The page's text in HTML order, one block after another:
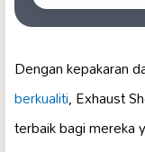
Dengan kepakaran
berkualiti, Exhaust
terbaik bagi mereka